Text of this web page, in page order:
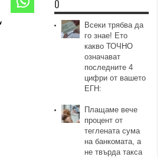
0
Всеки трябва да
го знае! Ето
какво ТОЧНО
означават
последните 4
цифри от вашето
ЕГН:
Плащаме вече
процент от
теглената сума
на банкомата, а
не твърда такса